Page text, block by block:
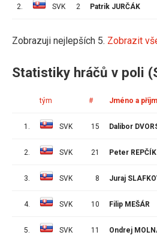
2. SVK 2 Patrik JURČÁK
Zobrazuji nejlepších 5. Zobrazit
Statistiky hráčů v poli
tým # Jméno a
1. SVK 15 Dalibor
2. SVK 21 Peter REPČÍK
3. SVK 8 Juraj
4. SVK 10 Filip MEŠÁR
5. SVK 11 Ondrej